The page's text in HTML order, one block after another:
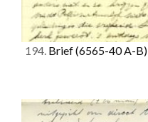
194. Brief(6565-40 A-B)